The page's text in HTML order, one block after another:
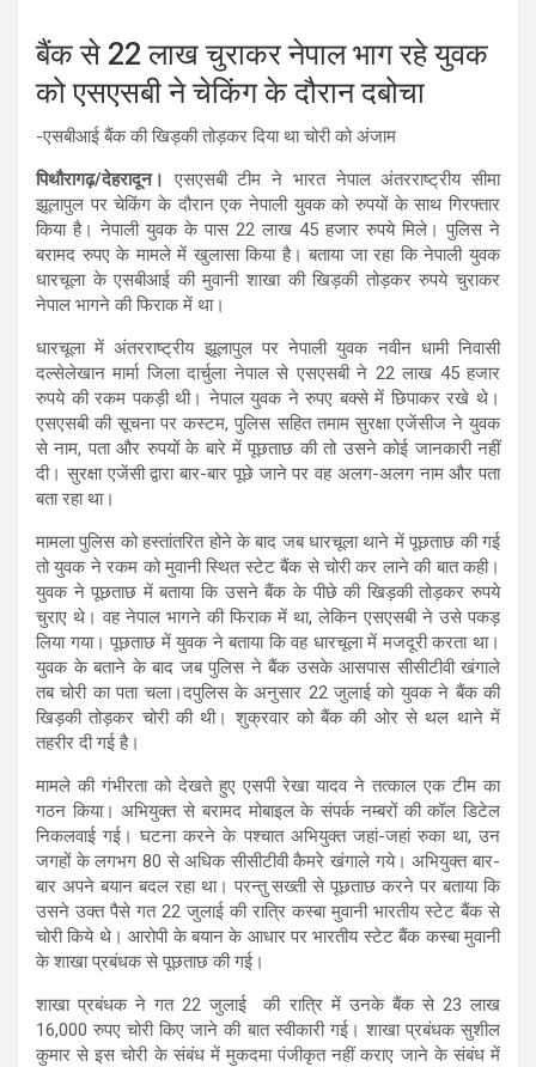
बैंक से 22 लाख चुराकर नेपाल भाग रहे युवक
को एसएसबी ने चेकिंग के दौरान दबोचा
-एसबीआई बैंक की खिड़की तोड़कर दिया था चोरी को अंजाम
पिथौरागढ़/देहरादून। एसएसबी टीम ने भारत नेपाल अंतरराष्ट्रीय सीमा
झूलापुल पर चेकिंग के दौरान एक नेपाली युवक को रुपयों के साथ गिरफ्तार
किया है। नेपाली युवक के पास 22 लाख 45 हजार रुपये मिले। पुलिस ने
बरामद रुपए के मामले में खुलासा किया है। बताया जा रहा कि नेपाली युवक
धारचूला के एसबीआई की मुवानी शाखा की खिड़की तोड़कर रुपये चुराकर
नेपाल भागने की फिराक में था।
धारचूला में अंतरराष्ट्रीय झूलापुल पर नेपाली युवक नवीन धामी निवासी
दल्सेलेखान मार्मा जिला दार्चुला नेपाल से एसएसबी ने 22 लाख 45 हजार
रुपये की रकम पकड़ी थी। नेपाल युवक ने रुपए बक्से में छिपाकर रखे थे।
एसएसबी की सूचना पर कस्टम, पुलिस सहित तमाम सुरक्षा एजेंसीज ने युवक
से नाम, पता और रुपयों के बारे में पूछताछ की तो उसने कोई जानकारी नहीं
दी। सुरक्षा एजेंसी द्वारा बार-बार पूछे जाने पर वह अलग-अलग नाम और पता
बता रहा था।
मामला पुलिस को हस्तांतरित होने के बाद जब धारचूला थाने में पूछताछ की गई
तो युवक ने रकम को मुवानी स्थित स्टेट बैंक से चोरी कर लाने की बात कही।
युवक ने पूछताछ में बताया कि उसने बैंक के पीछे की खिड़की तोड़कर रुपये
चुराए थे। वह नेपाल भागने की फिराक में था, लेकिन एसएसबी ने उसे पकड़
लिया गया। पूछताछ में युवक ने बताया कि वह धारचूला में मजदूरी करता था।
युवक के बताने के बाद जब पुलिस ने बैंक उसके आसपास सीसीटीवी खंगाले
तब चोरी का पता चला।दपुलिस के अनुसार 22 जुलाई को युवक ने बैंक की
खिड़की तोड़कर चोरी की थी। शुक्रवार को बैंक की ओर से थल थाने में
तहरीर दी गई है।
मामले की गंभीरता को देखते हुए एसपी रेखा यादव ने तत्काल एक टीम का
गठन किया। अभियुक्त से बरामद मोबाइल के संपर्क नम्बरों की कॉल डिटेल
निकलवाई गई। घटना करने के पश्चात अभियुक्त जहां-जहां रुका था, उन
जगहों के लगभग 80 से अधिक सीसीटीवी कैमरे खंगाले गये। अभियुक्त बार-
बार अपने बयान बदल रहा था। परन्तु सख्ती से पूछताछ करने पर बताया कि
उसने उक्त पैसे गत 22 जुलाई की रात्रि कस्बा मुवानी भारतीय स्टेट बैंक से
चोरी किये थे। आरोपी के बयान के आधार पर भारतीय स्टेट बैंक कस्बा मुवानी
के शाखा प्रबंधक से पूछताछ की गई।
शाखा प्रबंधक ने गत 22 जुलाई की रात्रि में उनके बैंक से 23 लाख
16,000 रुपए चोरी किए जाने की बात स्वीकारी गई। शाखा प्रबंधक सुशील
कुमार से इस चोरी के संबंध में मुकदमा पंजीकृत नहीं कराए जाने के संबंध में